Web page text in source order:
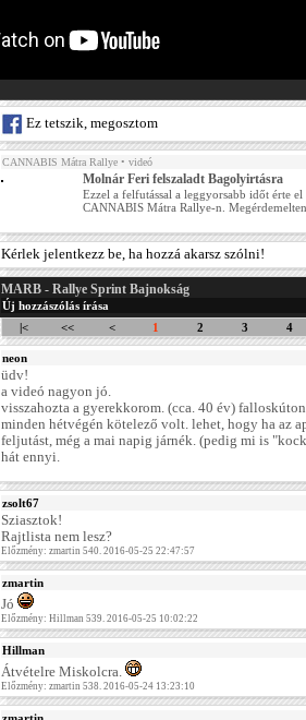
Ez tetszik, megosztom
CANNABIS Mátra Rallye • videó
Molnár Feri felszaladt Bagolyirtásra
Ezzel a felfutással a leggyorsabb időt érte el
CANNABIS Mátra Rallye-n.
Kérlek jelentkezz be, ha hozzá akarsz szólni!
MARB - Rallye Sprint Bajnokság
Új hozzászólás írása
|<
<< < 1 2 3 4
neon
üdv!
a videó nagyon jó.
visszahozta a gyerekkorom. (cca. 40 év)
minden hétvégén kötelező volt. lehet, hogy ha az
feljutást, még a mai napig járnék. (pedig mi is
hát ennyi.
zsolt67
Sziasztok!
Rajtlista nem lesz?
Előzmény: zmartin 540. 2016-05-25 22:47:57
zmartin
Jó
Előzmény: Hillman 539. 2016-05-25 10:02:22
Hillman
Átvételre Miskolcra.
Előzmény: zmartin 538. 2016-05-24 13:23:10